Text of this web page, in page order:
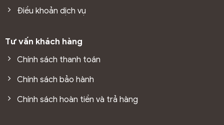
Trần nhựa
ngày càng được ưa chuộng nhờ sở hữu nhiều
ưu điểm vượt trội so với các vật liệu truyền thống:
nóng ẩm
Không cong vênh, không mối mọt, độ bền cao theo
Thi công nhanh, tiết kiệm thời gian và chi phí
Điều khoản dịch vụ
Tư vấn khách hàng
Chính sách thanh toán
Chính sách bảo hành
Chính sách hoàn tiền và trả hàng